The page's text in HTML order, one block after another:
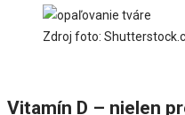
Zdroj foto:
Vitamín D – nielen